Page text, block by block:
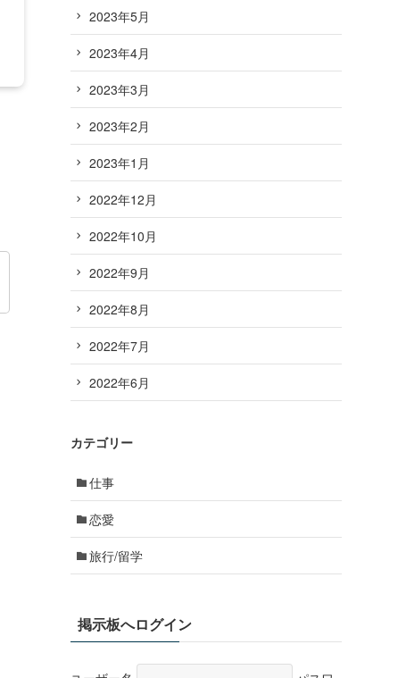
2023年5月
2023年4月
2023年3月
2023年2月
2023年1月
2022年12月
2022年10月
2022年9月
2022年8月
2022年7月
2022年6月
カテゴリー
仕事
恋愛
旅行/留学
掲示板へログイン